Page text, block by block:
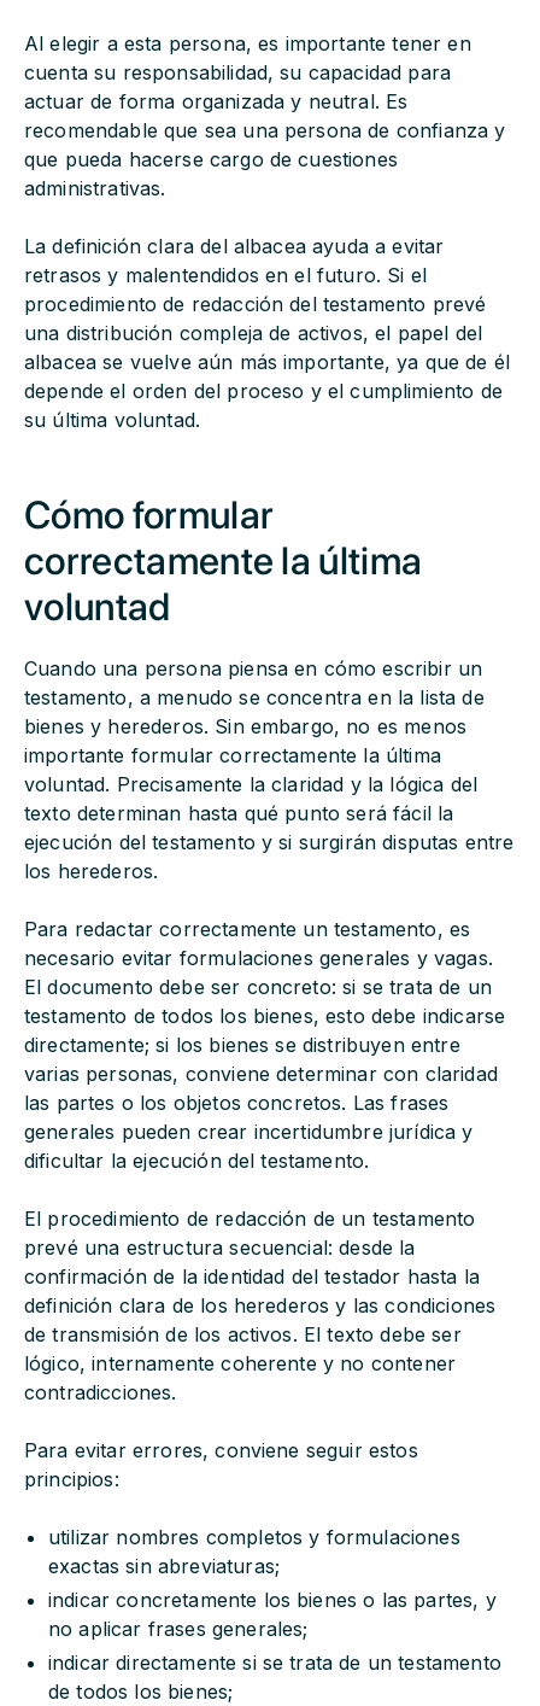
Al elegir a esta persona, es importante tener en
cuenta su responsabilidad, su capacidad para
actuar de forma organizada y neutral. Es
recomendable que sea una persona de confianza y
que pueda hacerse cargo de cuestiones
administrativas.
La definición clara del albacea ayuda a evitar
retrasos y malentendidos en el futuro. Si el
procedimiento de redacción del testamento prevé
una distribución compleja de activos, el papel del
albacea se vuelve aún más importante, ya que de él
depende el orden del proceso y el cumplimiento de
su última voluntad.
Cómo formular
correctamente la última
voluntad
Cuando una persona piensa en cómo escribir un
testamento, a menudo se concentra en la lista de
bienes y herederos. Sin embargo, no es menos
importante formular correctamente la última
voluntad. Precisamente la claridad y la lógica del
texto determinan hasta qué punto será fácil la
ejecución del testamento y si surgirán disputas entre
los herederos.
Para redactar correctamente un testamento, es
necesario evitar formulaciones generales y vagas.
El documento debe ser concreto: si se trata de un
testamento de todos los bienes, esto debe indicarse
directamente; si los bienes se distribuyen entre
varias personas, conviene determinar con claridad
las partes o los objetos concretos. Las frases
generales pueden crear incertidumbre jurídica y
dificultar la ejecución del testamento.
El procedimiento de redacción de un testamento
prevé una estructura secuencial: desde la
confirmación de la identidad del testador hasta la
definición clara de los herederos y las condiciones
de transmisión de los activos. El texto debe ser
lógico, internamente coherente y no contener
contradicciones.
Para evitar errores, conviene seguir estos
principios:
utilizar nombres completos y formulaciones
exactas sin abreviaturas;
indicar concretamente los bienes o las partes, y
no aplicar frases generales;
indicar directamente si se trata de un testamento
de todos los bienes;